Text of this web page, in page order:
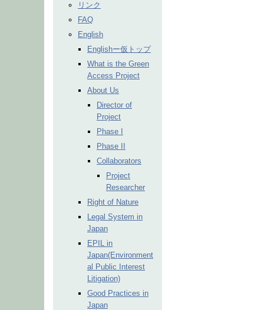
リンク
FAQ
English
Englishー仮トップ
What is the Green
Access Project
About Us
Director of
Project
Phase I
Phase II
Collaborators
Project
Researcher
Right of Nature
Legal System in
Japan
EPIL in
Japan(Environment
al Public Interest
Litigation)
Good Practices in
Japan